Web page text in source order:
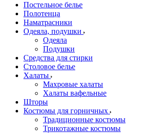
Постельное белье
Полотенца
Наматрасники
Одеяла, подушки
Одеяла
Подушки
Средства для стирки
Столовое белье
Халаты
Махровые халаты
Халаты вафельные
Шторы
Костюмы для горничных
Традиционные костюмы
Трикотажные костюмы